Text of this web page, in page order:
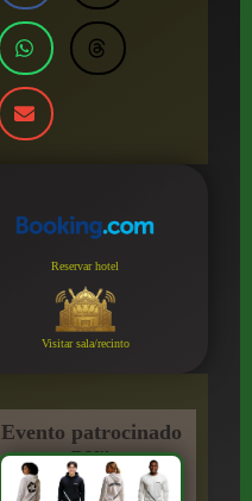
Reservar hotel
Visitar sala/recinto
Evento patrocinado
por: